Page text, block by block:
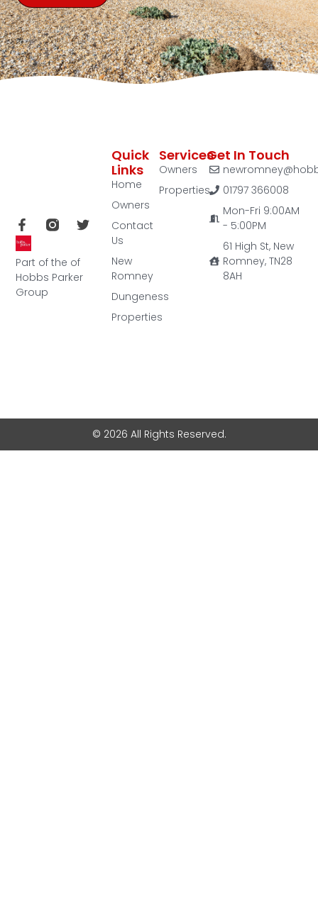
Part of the of
Hobbs Parker
Group
Services
Owners
Properties
Quick
Links
Home
Owners
Contact
Us
New
Romney
Dungeness
Properties
Get In Touch
01797 366008
Mon-Fri 9:00AM
- 5:00PM
61 High St, New
Romney, TN28
8AH
© 2026 All Rights Reserved.